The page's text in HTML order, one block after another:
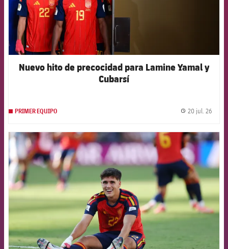
Nuevo hito de precocidad para Lamine Yamal y
Cubarsí
PRIMER EQUIPO 20 jul. 26
FCB Barcelona badge